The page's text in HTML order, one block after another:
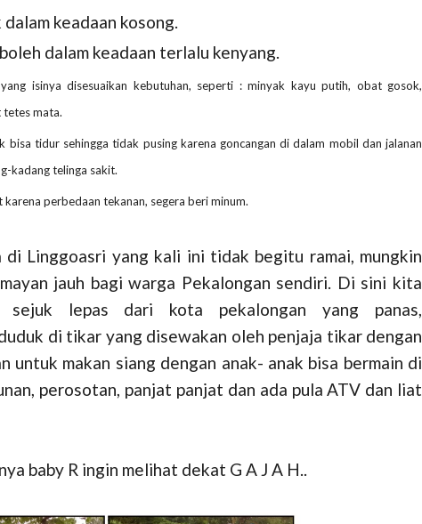
keadaan kosong.
dalam keadaan terlalu kenyang.
yang isinya disesuaikan kebutuhan, seperti : minyak kayu putih, obat gosok,
tetes mata.
bisa tidur sehingga tidak pusing karena goncangan di dalam mobil dan jalanan
kadang telinga sakit.
karena perbedaan tekanan, segera beri minum.
di Linggoasri yang kali ini tidak begitu ramai, mungkin
jauh bagi warga Pekalongan sendiri. Di sini kita
sejuk lepas dari kota pekalongan yang panas,
di tikar yang disewakan oleh penjaja tikar dengan
untuk makan siang dengan anak- anak bisa bermain di
perosotan, panjat panjat dan ada pula ATV dan liat
baby R ingin melihat dekat G A J A H..